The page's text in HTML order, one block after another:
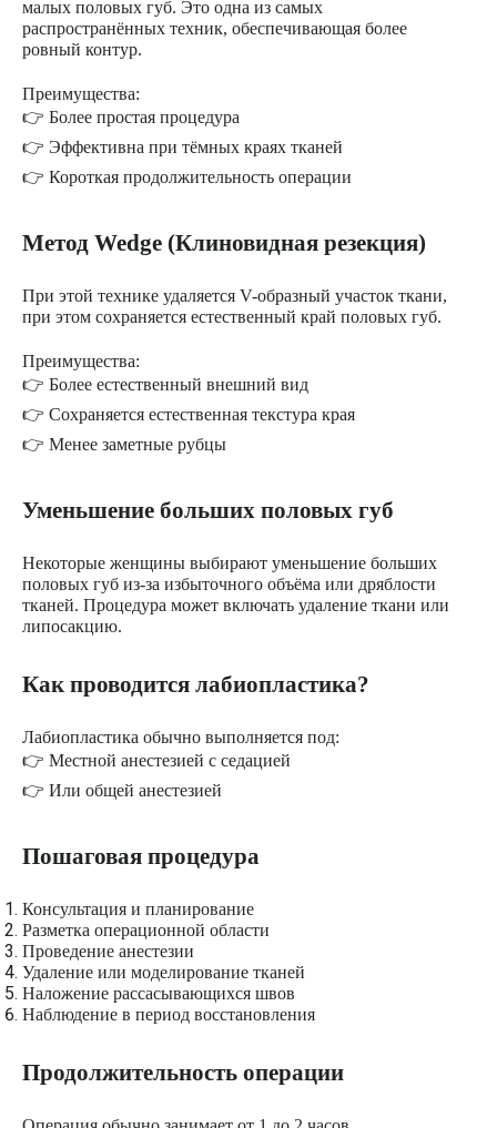
малых половых губ. Это одна из самых
распространённых техник, обеспечивающая более
ровный контур.
Преимущества:
👉 Более простая процедура
👉 Эффективна при тёмных краях тканей
👉 Короткая продолжительность операции
Метод Wedge (Клиновидная резекция)
При этой технике удаляется V-образный участок ткани,
при этом сохраняется естественный край половых губ.
Преимущества:
👉 Более естественный внешний вид
👉 Сохраняется естественная текстура края
👉 Менее заметные рубцы
Уменьшение больших половых губ
Некоторые женщины выбирают уменьшение больших
половых губ из-за избыточного объёма или дряблости
тканей. Процедура может включать удаление ткани или
липосакцию.
Как проводится лабиопластика?
Лабиопластика обычно выполняется под:
👉 Местной анестезией с седацией
👉 Или общей анестезией
Пошаговая процедура
Консультация и планирование
Разметка операционной области
Проведение анестезии
Удаление или моделирование тканей
Наложение рассасывающихся швов
Наблюдение в период восстановления
Продолжительность операции